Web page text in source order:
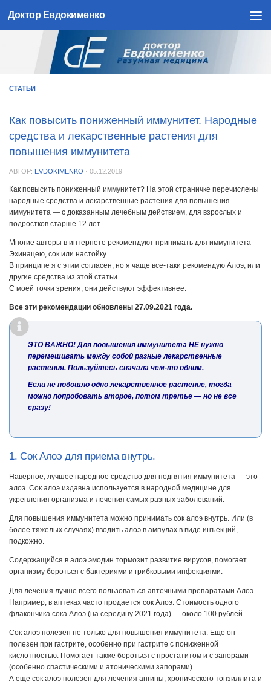
Skip to content
Доктор Евдокименко
СТАТЬИ
Как повысить пониженный иммунитет. Народные
средства и лекарственные растения для
повышения иммунитета
АВТОР: EVDOKIMENKO · 05.12.2019
Как повысить пониженный иммунитет? На этой страничке перечислены
народные средства и лекарственные растения для повышения
иммунитета — с доказанным лечебным действием, для взрослых и
подростков старше 12 лет.
Многие авторы в интернете рекомендуют принимать для иммунитета
Эхинацею, сок или настойку.
В принципе я с этим согласен, но я чаще все-таки рекомендую Алоэ, или
другие средства из этой статьи.
С моей точки зрения, они действуют эффективнее.
Все эти рекомендации обновлены 27.09.2021 года.
ЭТО ВАЖНО! Для повышения иммунитета НЕ нужно
перемешивать между собой разные лекарственные
растения. Пользуйтесь сначала чем-то одним.
Если не подошло одно лекарственное растение, тогда
можно попробовать второе, потом третье — но не все
сразу!
1. Сок Алоэ для приема внутрь.
Наверное, лучшее народное средство для поднятия иммунитета — это
алоэ. Сок алоэ издавна используется в народной медицине для
укрепления организма и лечения самых разных заболеваний.
Для повышения иммунитета можно принимать сок алоэ внутрь. Или (в
более тяжелых случаях) вводить алоэ в ампулах в виде инъекций,
подкожно.
Содержащийся в алоэ эмодин тормозит развитие вирусов, помогает
организму бороться с бактериями и грибковыми инфекциями.
Для лечения лучше всего пользоваться аптечными препаратами Алоэ.
Например, в аптеках часто продается сок Алоэ. Стоимость одного
флакончика сока Алоэ (на середину 2021 года) — около 100 рублей.
Сок алоэ полезен не только для повышения иммунитета. Еще он
полезен при гастрите, особенно при гастрите с пониженной
кислотностью. Помогает также бороться с простатитом и с запорами
(особенно спастическими и атоническими запорами).
А еще сок алоэ полезен для лечения ангины, хронического тонзиллита и